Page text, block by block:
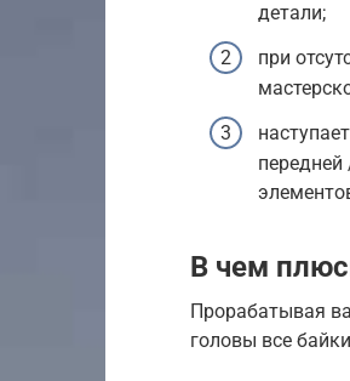
детали;
при
В чем
Прорабатывая
головы все